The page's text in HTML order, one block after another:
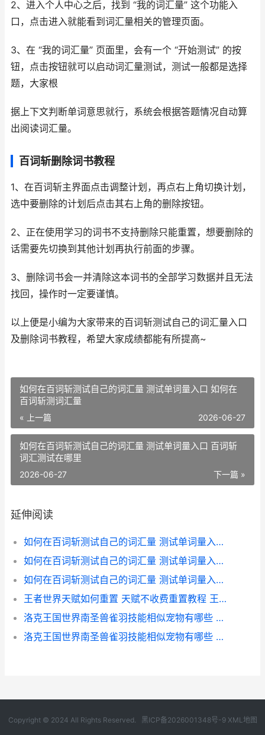
2、进入个人中心之后，找到 “我的词汇量” 这个功能入
口，点击进入就能看到词汇量相关的管理页面。
3、在 “我的词汇量” 页面里，会有一个 “开始测试” 的按
钮，点击按钮就可以启动词汇量测试，测试一般都是选择
题，大家根
据上下文判断单词意思就行，系统会根据答题情况自动算
出阅读词汇量。
百词斩删除词书教程
1、在百词斩主界面点击调整计划，再点右上角切换计划，
选中要删除的计划后点击其右上角的删除按钮。
2、正在使用学习的词书不支持删除只能重置，想要删除的
话需要先切换到其他计划再执行前面的步骤。
3、删除词书会一并清除这本词书的全部学习数据并且无法
找回，操作时一定要谨慎。
以上便是小编为大家带来的百词斩测试自己的词汇量入口
及删除词书教程，希望大家成绩都能有所提高~
如何在百词斩测试自己的词汇量 测试单词量入口 如何在
百词斩测词汇量
« 上一篇 2026-06-27
如何在百词斩测试自己的词汇量 测试单词量入口 百词斩
词汇测试在哪里
下一篇 »
2026-06-27
延伸阅读
如何在百词斩测试自己的词汇量 测试单词量入口 百词斩词汇测试在哪里
如何在百词斩测试自己的词汇量 测试单词量入口 百词斩在哪里测单词量
如何在百词斩测试自己的词汇量 测试单词量入口 如何在百词斩测词汇量
王者世界天赋如何重置 天赋不收费重置教程 王者世界天赋如何升级
洛克王国世界南圣兽雀羽技能相似宠物有哪些 洛克王国世界南瓜乐乐
洛克王国世界南圣兽雀羽技能相似宠物有哪些 洛克王国世界南十字
Copyright © 2024 All Rights Reserved. 黑ICP备2026001348号-9 XML地图